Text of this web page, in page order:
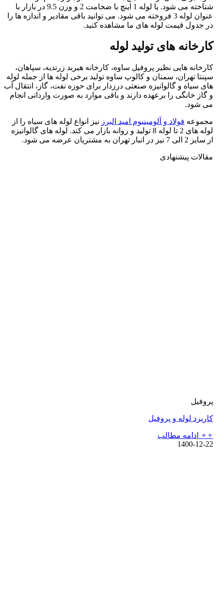
شناخته می شود. یا لوله 1 اینچ با ضخامت 2 و وزن 9.5 در بازار با
عنوان لوله 3 فروخته می شود. می توانید باقی مقادیر و اندازه ها را
در جدول قیمت لوله های ما مشاهده کنید.
کارخانه های تولید لوله
کارخانه هایی نظیر پروفیل ساوه، کارخانه هیربد زرندیه، سپاهان،
سپنتا تهران، سمنان و کالوپ ساوه تولید برخی لوله ها از جمله لوله
های سیاه و گالوانیزه صنعتی درزدار برای حوزه نفت، گاز، انتقال آب
و گاز خانگی را برعهده دارند و باقی موارد به صورت وارداتی انجام
می شود.
مجموعه فولاد و آلومینیوم امید البرز نیز انواع لوله های سیاه را از
لوله های 2 تا لوله 8 تولید و روانه بازار می کند. لوله های گالوانیزه
از سایز 2 الی 7 نیز در انبار تهران به مشتریان عرضه می شود.
مقالات پیشنهادی
پروفیل
کاربرد لوله و پروفیل
⚬⚬ ادامه مطالب
1400-12-22